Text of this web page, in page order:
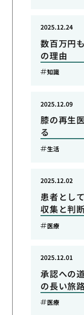
数百万円
の理由
2025.12.24
知識
膝の再生
る
2025.12.09
生活
患者とし
収集と判
2025.12.02
医療
承認への
の長い旅
2025.12.01
医療